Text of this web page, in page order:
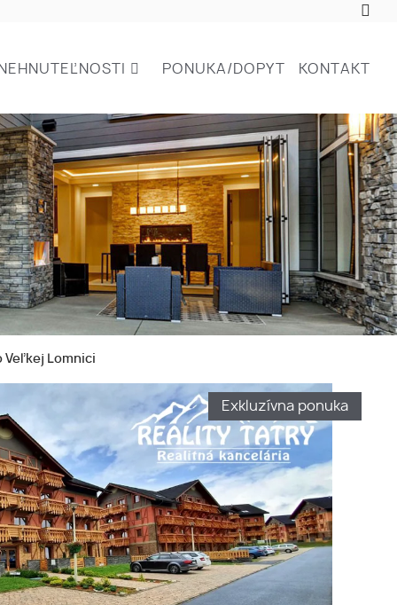
PONUKA/DOPYT KONTAKT
Veľkej Lomnici
Exkluzívna ponuka